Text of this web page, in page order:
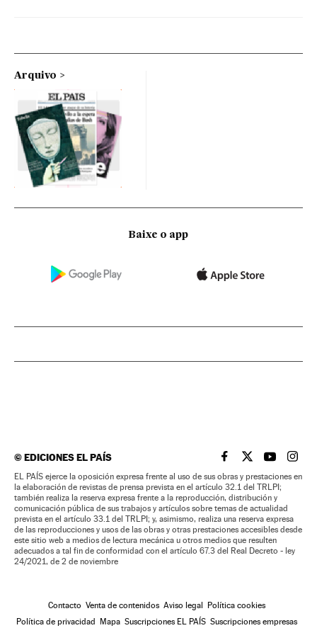
Arquivo
Baixe o app
©EDICIONES EL PAÍS EL PAÍS BRASIL EN
EL PAÍSEL PAÍS
EL
EL PAÍS ejerce la oposición expresa frente al uso de sus obras y prestaciones en
la elaboración de revistas de prensa prevista en el artículo 32.1 del TRLPI;
también realiza la reserva expresa frente a la reproducción, distribución y
comunicación pública de sus trabajos y artículos sobre temas de actualidad
prevista en el artículo 33.1 del TRLPI; y, asimismo, realiza una reserva expresa
de las reproducciones y usos de las obras y otras prestaciones accesibles desde
este sitio web a medios de lectura mecánica u otros medios que resulten
adecuados a tal fin de conformidad con el artículo 67.3 del Real Decreto - ley
24/2021, de 2 de noviembre
Contacto Venta de contenidos Aviso legal Política cookies
Política de privacidad Mapa Suscripciones EL PAÍS Suscripciones empresas